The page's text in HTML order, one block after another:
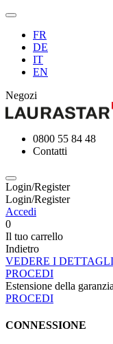
FR
DE
IT
EN
Negozi
0800 55 84 48
Contatti
Login/Register
Login/Register
Accedi
0
Il tuo carrello
Indietro
VEDERE I
PROCEDI
Estensione della garanzia
PROCEDI
CONNESSIONE